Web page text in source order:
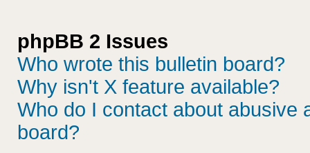
phpBB 2 Issues
Who wrote this bulletin board?
Why isn't X feature available?
Who do I contact about abusive
board?